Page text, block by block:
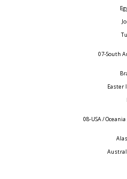
07-South
Easter
08-USA /